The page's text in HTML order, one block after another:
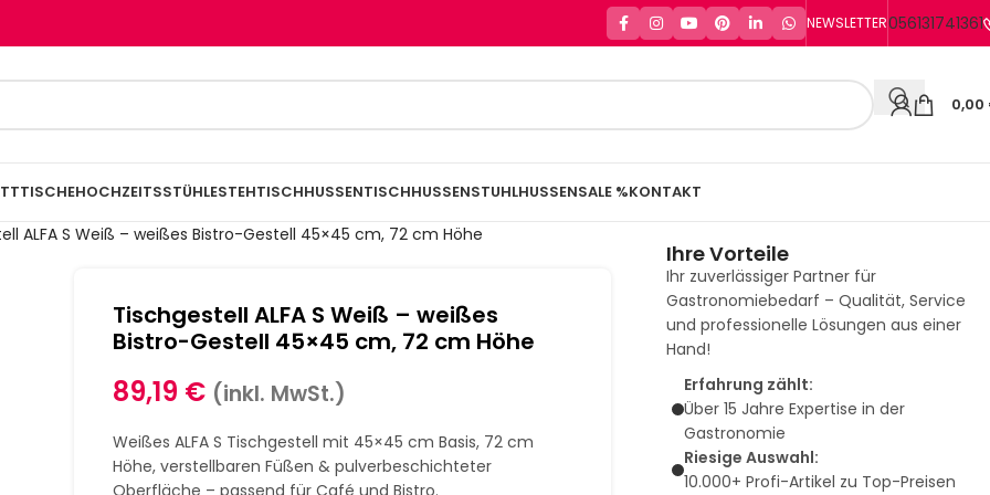
NEWSLETTER056131741361
0,00
HOCHZEITSSTÜHLESTEHTISCHHUSSENTISCHHUSSENSTUHLHUSSENSALE %KONTAKT
ALFA S Weiß – weißes Bistro-Gestell 45×45 cm, 72 cm Höhe
Tischgestell ALFA S Weiß – weißes
Bistro-Gestell 45×45 cm, 72 cm Höhe
89,19 € (inkl. MwSt.)
Weißes ALFA S Tischgestell mit 45×45 cm Basis, 72 cm
Höhe, verstellbaren Füßen & pulverbeschichteter
Oberfläche – passend für Café und Bistro.
Ihre Vorteile
Ihr zuverlässiger Partner für
Gastronomiebedarf – Qualität, Service
und professionelle Lösungen aus einer
Hand!
Erfahrung zählt:
Über 15 Jahre Expertise in der
Gastronomie
Riesige Auswahl:
10.000+ Profi-Artikel zu Top-Preisen